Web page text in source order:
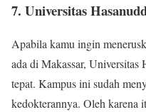
7. Universitas
Apabila kamu ingin
ada di Makassar,
tepat. Kampus ini sudah
kedokterannya. Oleh karena